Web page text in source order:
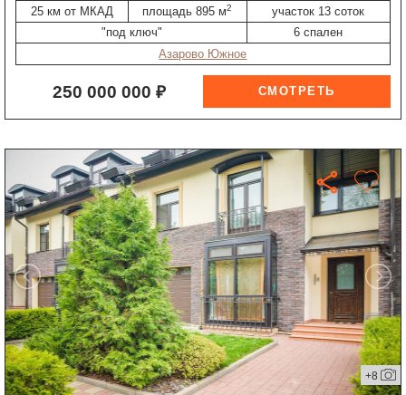
25 км от МКАД
площадь 895 м2
участок 13 соток
"под ключ"
6 спален
Азарово Южное
250 000 000 ₽
+8